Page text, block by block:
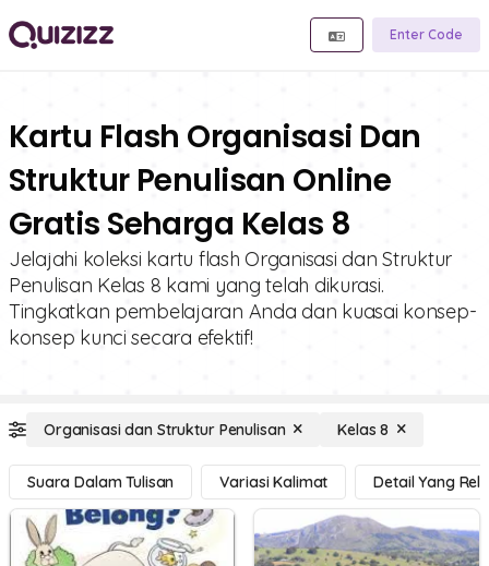
Enter Code
Kartu Flash Organisasi Dan
Struktur Penulisan Online
Gratis Seharga Kelas 8
Jelajahi koleksi kartu flash Organisasi dan Struktur
Penulisan Kelas 8 kami yang telah dikurasi.
Tingkatkan pembelajaran Anda dan kuasai konsep-
konsep kunci secara efektif!
Organisasi dan Struktur Penulisan Kelas 8
Suara Dalam Tulisan Variasi Kalimat Detail Yang